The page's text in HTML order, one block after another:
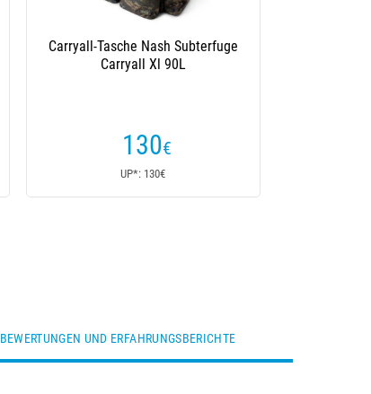
Carryall-Tasche Nash Subterfuge
Carryall Xl 90L
130€
UP*: 130€
BEWERTUNGEN UND ERFAHRUNGSBERICHTE